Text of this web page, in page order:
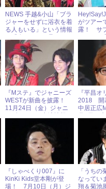
NEWS 手越&小山「ブラ
ジャーをせずに浴衣を着
る人もいる」という情報
が！」と大興奮！
がツアー
露！ サ
『Mステ』でジャニーズ
WESTが新曲を披露！
11月24日（金）ジャニ
『平昌オ
2018 開
中居正広
アイドル
『しゃべくり007』に
KinKi Kids堂本剛が登
場！ 7月10日（月）ジ
「うちの
なって
翔＆菊池